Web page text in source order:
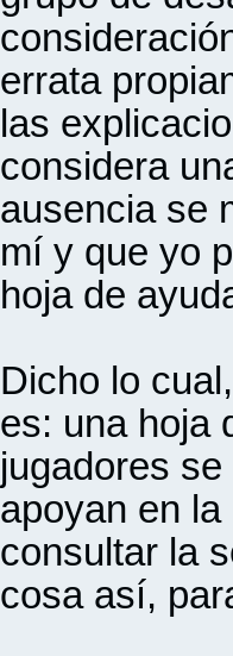
errata
las
considera
ausencia se
mí y que yo
hoja de
Dicho lo
es: una hoja
jugadores
apoyan en
consultar la
cosa así,